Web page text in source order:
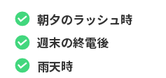
朝夕のラッシュ時
週末の終電後
雨天時